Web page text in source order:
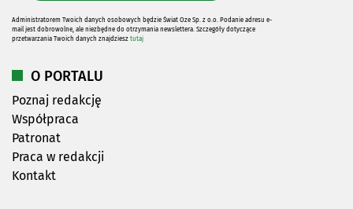
Administratorem Twoich danych osobowych będzie Świat Oze Sp. z o.o. Podanie adresu e-
mail jest dobrowolne, ale niezbędne do otrzymania newslettera. Szczegóły dotyczące
przetwarzania Twoich danych znajdziesz tutaj
O PORTALU
Poznaj redakcję
Współpraca
Patronat
Praca w redakcji
Kontakt